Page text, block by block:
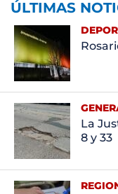
ÚLTIMAS
La
8 y 33